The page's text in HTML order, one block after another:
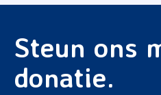
Steun ons
donatie.